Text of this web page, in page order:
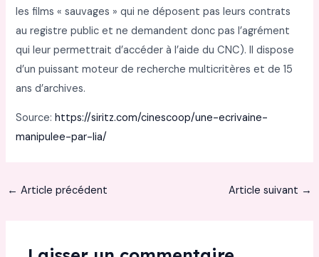
les films « sauvages » qui ne déposent pas leurs contrats
au registre public et ne demandent donc pas l’agrément
qui leur permettrait d’accéder à l’aide du CNC). Il dispose
d’un puissant moteur de recherche multicritères et de 15
ans d’archives.
Source:https://siritz.com/cinescoop/une-ecrivaine-
manipulee-par-lia/
← Article précédent Article suivant →